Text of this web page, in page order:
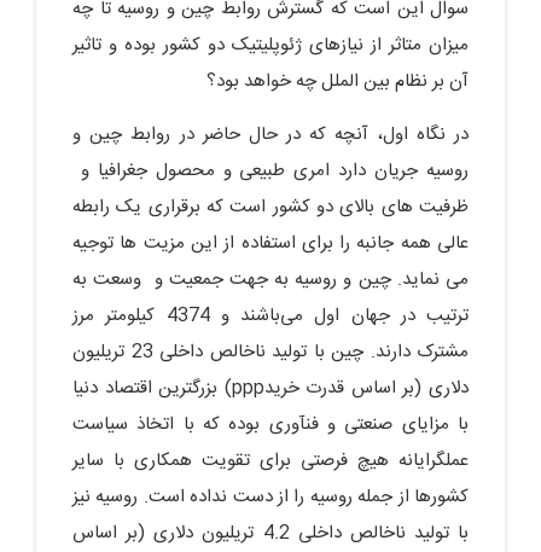
سوال این است که گسترش روابط چین و روسیه تا چه
میزان متاثر از نیازهای ژئوپلیتیک دو کشور بوده و تاثیر
آن بر نظام بین الملل چه خواهد بود؟
در نگاه اول، آنچه که در حال حاضر در روابط چین و
روسیه جریان دارد امری طبیعی و محصول جغرافیا و
ظرفیت های بالای دو کشور است که برقراری یک رابطه
عالی همه جانبه را برای استفاده از این مزیت ها توجیه
می نماید. چین و روسیه به جهت جمعیت و وسعت به
ترتیب در جهان اول می‌باشند و 4374 کیلومتر مرز
مشترک دارند. چین با تولید ناخالص داخلی 23 تریلیون
دلاری (بر اساس قدرت خریدppp) بزرگترین اقتصاد دنیا
با مزایای صنعتی و فنآوری بوده که با اتخاذ سیاست
عملگرایانه هیچ فرصتی برای تقویت همکاری با سایر
کشورها از جمله روسیه را از دست نداده است. روسیه نیز
با تولید ناخالص داخلی 4.2 تریلیون دلاری (بر اساس